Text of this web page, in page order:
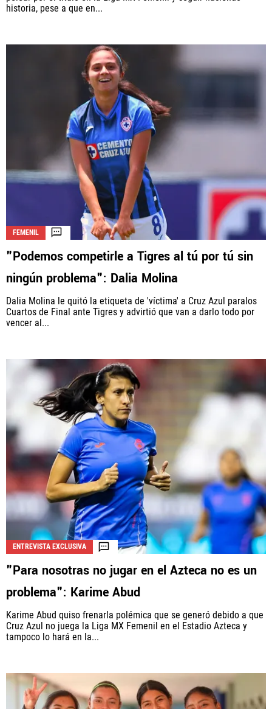
historia, pese a que en...
FEMENIL
"Podemos competirle a Tigres al tú por tú sin
ningún problema": Dalia Molina
Dalia Molina le quitó la etiqueta de 'víctima' a Cruz Azul paralos
Cuartos de Final ante Tigres y advirtió que van a darlo todo por
vencer al...
ENTREVISTA EXCLUSIVA
"Para nosotras no jugar en el Azteca no es un
problema": Karime Abud
Karime Abud quiso frenarla polémica que se generó debido a que
Cruz Azul no juega la Liga MX Femenil en el Estadio Azteca y
tampoco lo hará en la...